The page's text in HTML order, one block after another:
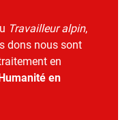
Travailleur alpin,
dons nous sont
en
en